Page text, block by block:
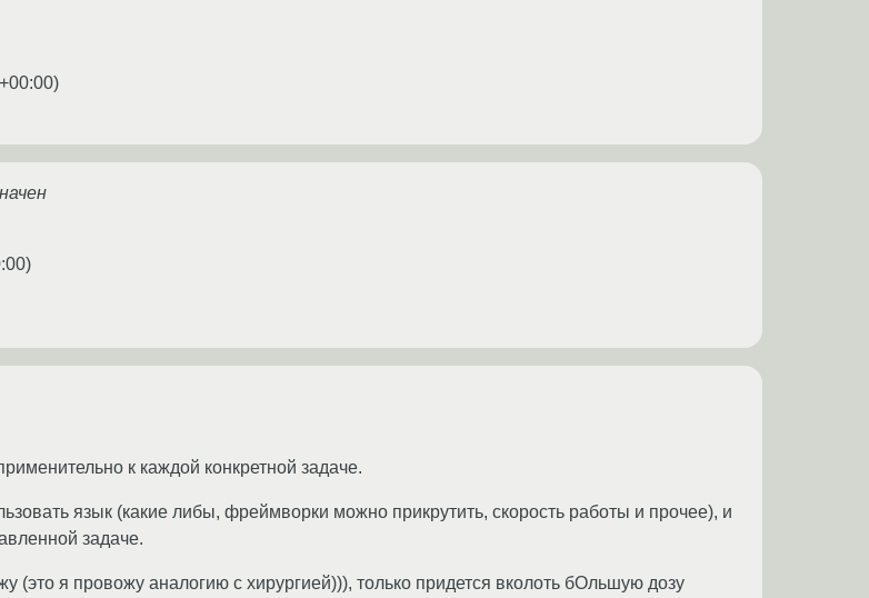
)
)
к каждой конкретной задаче.
язык (какие либы, фреймворки можно прикрутить, скорость работы и прочее), и
задаче.
(это я провожу аналогию с хирургией))), только придется вколоть бОльшую дозу